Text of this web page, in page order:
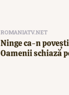
ROMANIATV.NET
Ninge ca-n
Oamenii schiază